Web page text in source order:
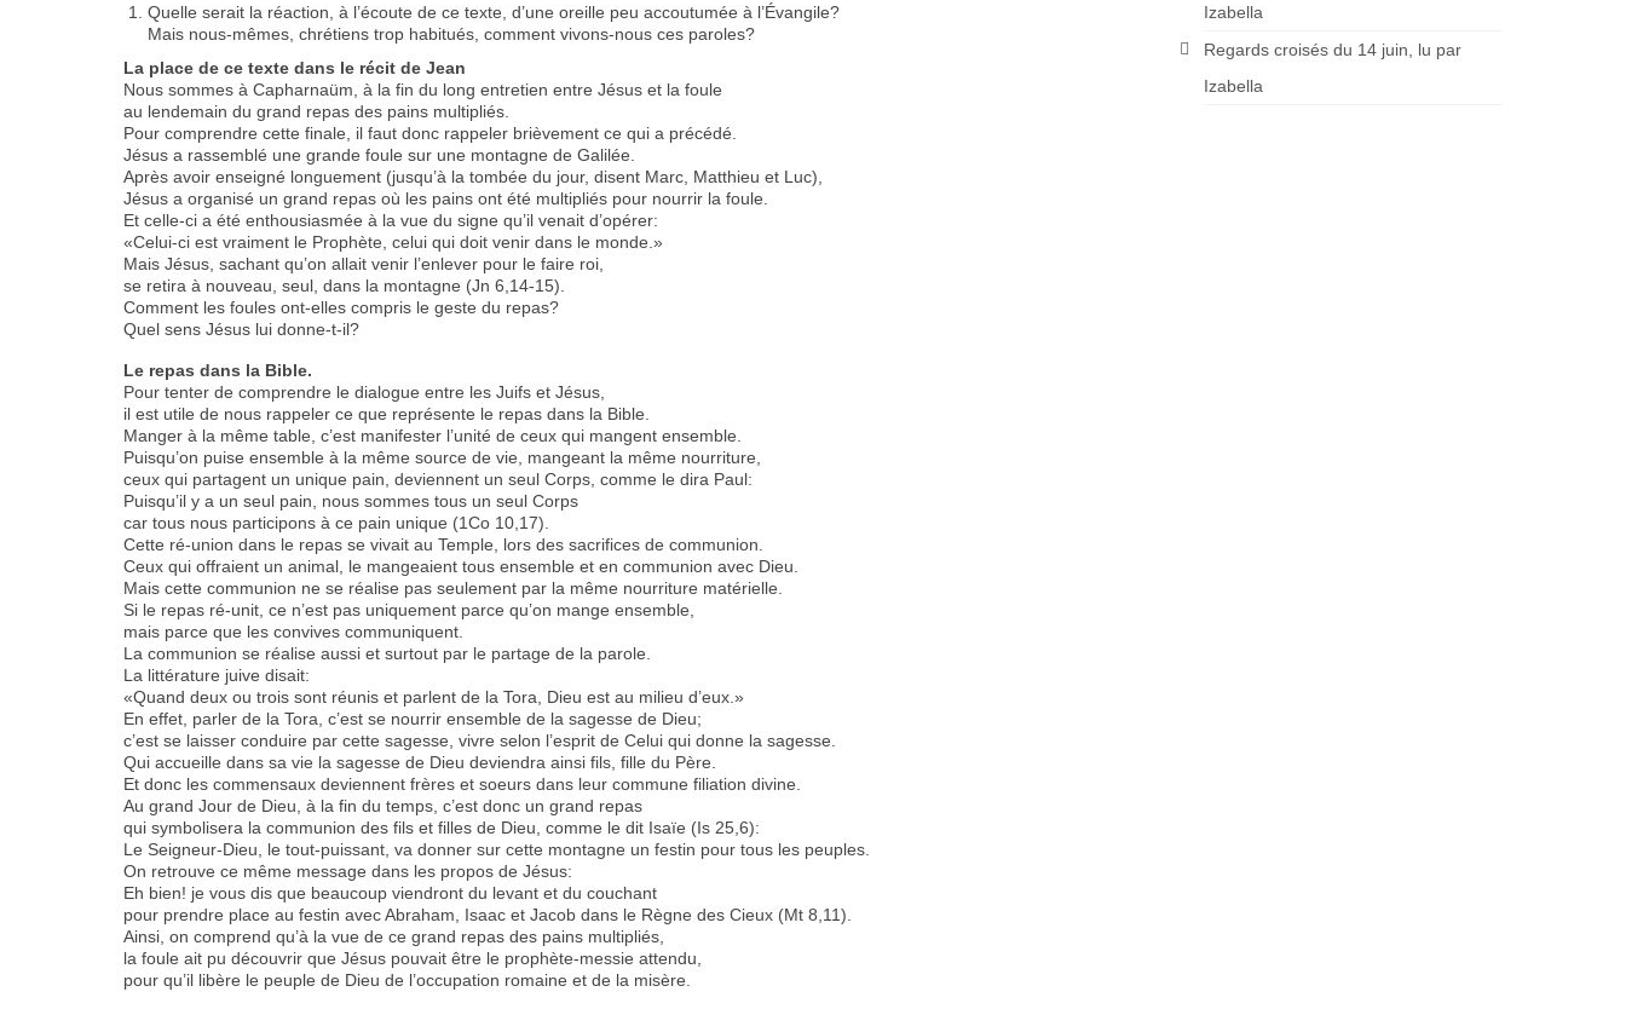
Quelle serait la réaction, à l’écoute de ce texte, d’une oreille peu accoutumée à l’Évangile?
Mais nous-mêmes, chrétiens trop habitués, comment vivons-nous ces paroles?
La place de ce texte dans le récit de Jean
Nous sommes à Capharnaüm, à la fin du long entretien entre Jésus et la foule
au lendemain du grand repas des pains multipliés.
Pour comprendre cette finale, il faut donc rappeler brièvement ce qui a précédé.
Jésus a rassemblé une grande foule sur une montagne de Galilée.
Après avoir enseigné longuement (jusqu’à la tombée du jour, disent Marc, Matthieu et Luc),
Jésus a organisé un grand repas où les pains ont été multipliés pour nourrir la foule.
Et celle-ci a été enthousiasmée à la vue du signe qu’il venait d’opérer:
«Celui-ci est vraiment le Prophète, celui qui doit venir dans le monde.»
Mais Jésus, sachant qu’on allait venir l’enlever pour le faire roi,
se retira à nouveau, seul, dans la montagne (Jn 6,14-15).
Comment les foules ont-elles compris le geste du repas?
Quel sens Jésus lui donne-t-il?
Le repas dans la Bible.
Pour tenter de comprendre le dialogue entre les Juifs et Jésus,
il est utile de nous rappeler ce que représente le repas dans la Bible.
Manger à la même table, c’est manifester l’unité de ceux qui mangent ensemble.
Puisqu’on puise ensemble à la même source de vie, mangeant la même nourriture,
ceux qui partagent un unique pain, deviennent un seul Corps, comme le dira Paul:
Puisqu’il y a un seul pain, nous sommes tous un seul Corps
car tous nous participons à ce pain unique (1Co 10,17).
Cette ré-union dans le repas se vivait au Temple, lors des sacrifices de communion.
Ceux qui offraient un animal, le mangeaient tous ensemble et en communion avec Dieu.
Mais cette communion ne se réalise pas seulement par la même nourriture matérielle.
Si le repas ré-unit, ce n’est pas uniquement parce qu’on mange ensemble,
mais parce que les convives communiquent.
La communion se réalise aussi et surtout par le partage de la parole.
La littérature juive disait:
«Quand deux ou trois sont réunis et parlent de la Tora, Dieu est au milieu d’eux.»
En effet, parler de la Tora, c’est se nourrir ensemble de la sagesse de Dieu;
c’est se laisser conduire par cette sagesse, vivre selon l’esprit de Celui qui donne la sagesse.
Qui accueille dans sa vie la sagesse de Dieu deviendra ainsi fils, fille du Père.
Et donc les commensaux deviennent frères et soeurs dans leur commune filiation divine.
Au grand Jour de Dieu, à la fin du temps, c’est donc un grand repas
qui symbolisera la communion des fils et filles de Dieu, comme le dit Isaïe (Is 25,6):
Le Seigneur-Dieu, le tout-puissant, va donner sur cette montagne un festin pour tous les peuples.
On retrouve ce même message dans les propos de Jésus:
Eh bien! je vous dis que beaucoup viendront du levant et du couchant
pour prendre place au festin avec Abraham, Isaac et Jacob dans le Règne des Cieux (Mt 8,11).
Ainsi, on comprend qu’à la vue de ce grand repas des pains multipliés,
la foule ait pu découvrir que Jésus pouvait être le prophète-messie attendu,
pour qu’il libère le peuple de Dieu de l’occupation romaine et de la misère.
Izabella
Regards croisés du 14 juin, lu par
Izabella